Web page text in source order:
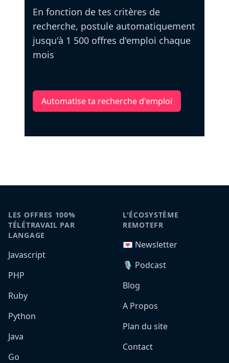
En fonction de tes critères de
recherche, postule automatiquement
jusqu'à 1 500 offres d'emploi chaque
mois
Automatise ta recherche d'emploi
LES OFFRES 100%
TÉLÉTRAVAIL PAR
LANGAGE
Javascript
PHP
Ruby
Python
Java
Go
L'ÉCOSYSTÈME
REMOTEFR
💌 Newsletter
🎙️ Podcast
Blog
A Propos
Plan du site
Contact